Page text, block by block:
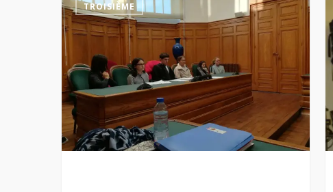
TROISIÈME